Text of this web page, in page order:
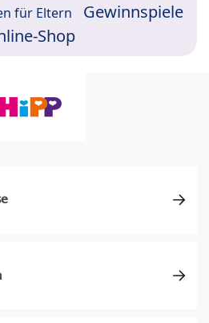
für Eltern
Gewinnspiele
Shop